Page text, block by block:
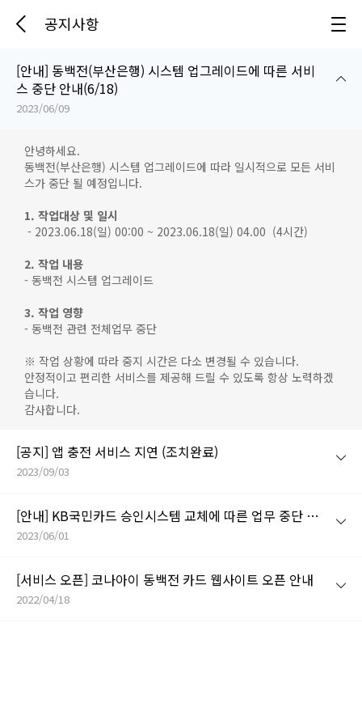
공지사항
[안내] 동백전(부산은행) 시스템 업그레이드에 따른 서비
스 중단 안내(6/18)
2023/06/09
안녕하세요.
동백전(부산은행) 시스템 업그레이드에 따라 일시적으로 모든 서비
스가 중단 될 예정입니다.
1. 작업대상 및 일시
- 2023.06.18(일) 00:00 ~ 2023.06.18(일) 04.00 (4시간)
2. 작업 내용
- 동백전 시스템 업그레이드
3. 작업 영향
- 동백전 관련 전체업무 중단
※ 작업 상황에 따라 중지 시간은 다소 변경될 수 있습니다.
안정적이고 편리한 서비스를 제공해 드릴 수 있도록 항상 노력하겠
습니다.
감사합니다.
[공지] 앱 충전 서비스 지연 (조치완료)
2023/09/03
[안내] KB국민카드 승인시스템 교체에 따른 업무 중단 안내
2023/06/01
[서비스 오픈] 코나아이 동백전 카드 웹사이트 오픈 안내
2022/04/18